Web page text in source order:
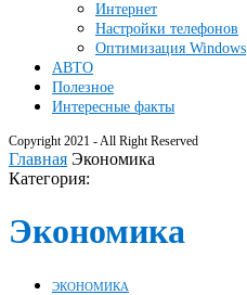
Интернет
Настройки телефонов
Оптимизация Windows
АВТО
Полезное
Интересные факты
Copyright 2021 - All Right Reserved
Главная Экономика
Категория:
Экономика
ЭКОНОМИКА